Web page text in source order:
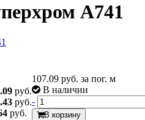
А741
руб.
руб.
руб.
107.09 руб. за пог. м
В наличии
-
В корзину